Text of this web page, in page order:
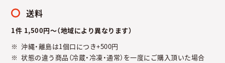
送料
1件 1,500円～（地域により異なります）
沖縄・離島は1個口につき+500円
状態の違う商品（冷蔵・冷凍・通常）を一度にご購入頂いた場合